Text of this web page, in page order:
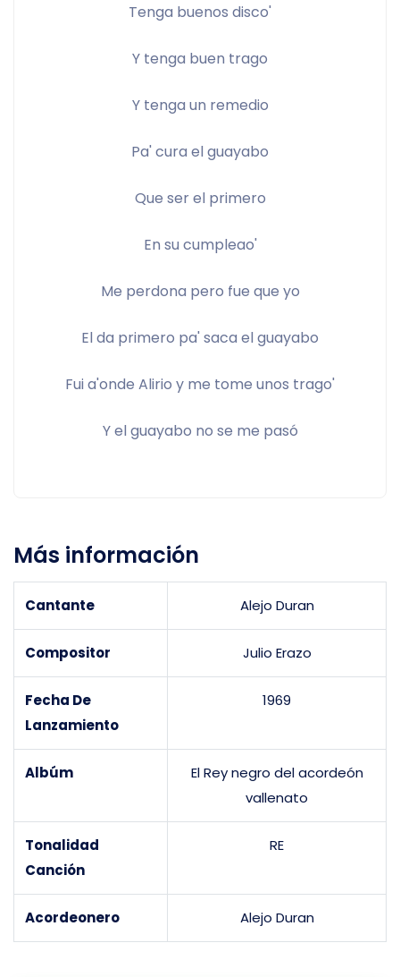
Tenga buenos disco'
Y tenga buen trago
Y tenga un remedio
Pa' cura el guayabo
Que ser el primero
En su cumpleao'
Me perdona pero fue que yo
El da primero pa' saca el guayabo
Fui a'onde Alirio y me tome unos trago'
Y el guayabo no se me pasó
Más información
Cantante Alejo Duran
Compositor Julio Erazo
Fecha De
Lanzamiento
1969
Albúm
El Rey negro del acordeón
vallenato
Tonalidad
Canción
RE
Acordeonero Alejo Duran